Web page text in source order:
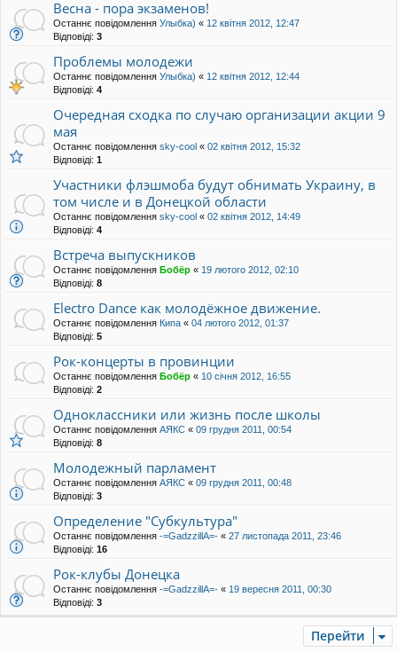
Весна - пора экзаменов!
Останнє повідомлення Улыбка) « 12 квітня 2012, 12:47
Відповіді: 3
Проблемы молодежи
Останнє повідомлення Улыбка) « 12 квітня 2012, 12:44
Відповіді: 4
Очередная сходка по случаю организации акции 9
мая
Останнє повідомлення sky-cool « 02 квітня 2012, 15:32
Відповіді: 1
Участники флэшмоба будут обнимать Украину, в
том числе и в Донецкой области
Останнє повідомлення sky-cool « 02 квітня 2012, 14:49
Відповіді: 4
Встреча выпускников
Останнє повідомлення Бобёр « 19 лютого 2012, 02:10
Відповіді: 8
Electro Dance как молодёжное движение.
Останнє повідомлення Кипа « 04 лютого 2012, 01:37
Відповіді: 5
Рок-концерты в провинции
Останнє повідомлення Бобёр « 10 січня 2012, 16:55
Відповіді: 2
Одноклассники или жизнь после школы
Останнє повідомлення АЯКС « 09 грудня 2011, 00:54
Відповіді: 8
Молодежный парламент
Останнє повідомлення АЯКС « 09 грудня 2011, 00:48
Відповіді: 3
Определение "Субкультура"
Останнє повідомлення -=GadzzillA=- « 27 листопада 2011, 23:46
Відповіді: 16
Рок-клубы Донецка
Останнє повідомлення -=GadzzillA=- « 19 вересня 2011, 00:30
Відповіді: 3
Перейти